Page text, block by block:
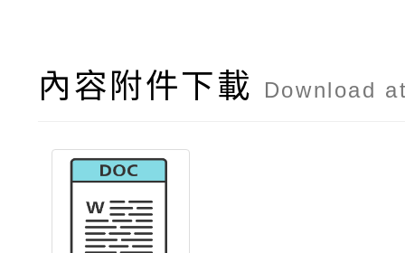
內容附件下載 Download